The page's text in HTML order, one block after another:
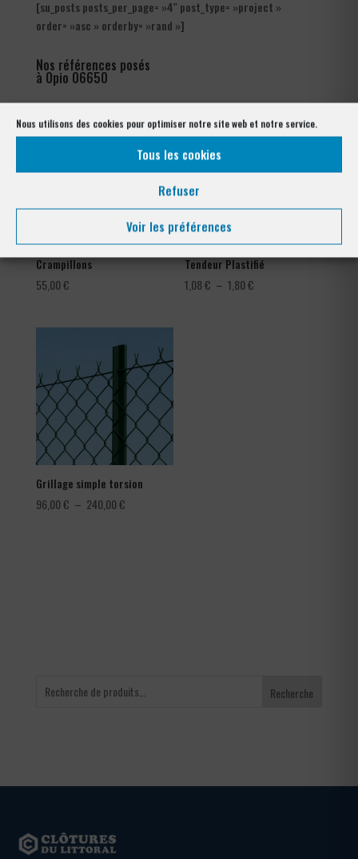
Nous utilisons des cookies pour optimiser notre site web et notre service.
Tous les cookies
Refuser
Voir les préférences
[su_posts posts_per_page= »4″ post_type= »project »
order= »asc » orderby= »rand »]
Nos références posés
à Opio 06650
Crampillons
55,00€
Tendeur Plastifié
1,08€ – 1,80€
Grillage simple torsion
96,00€ – 240,00€Plage
Recherche